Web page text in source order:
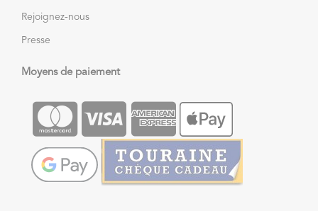
Rejoignez-nous
Presse
Moyens de paiement